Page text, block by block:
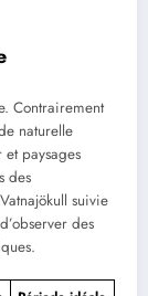
Contrairement
naturelle
paysages
des
suivie
des